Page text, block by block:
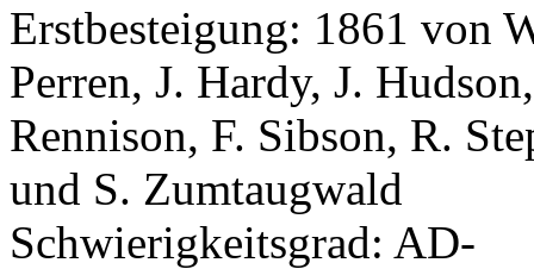
Erstbesteigung: 1861 von
Perren, J. Hardy, J.
Rennison, F. Sibson, R.
und S. Zumtaugwald
Schwierigkeitsgrad: AD-